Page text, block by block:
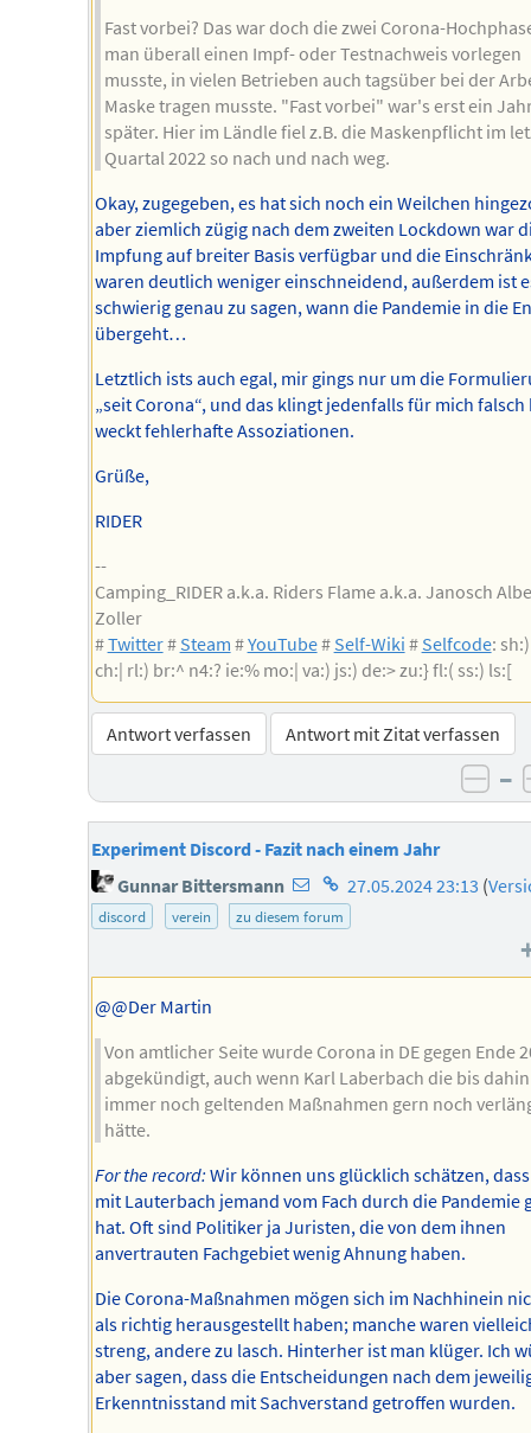
Fast vorbei? Das war doch die zwei Corona-
man überall einen Impf- oder Testnachweis vorlegen
musste, in vielen Betrieben auch tagsüber bei der
Maske tragen musste. "Fast vorbei" war's erst ein
später. Hier im Ländle fiel z.B. die Maskenpflicht im
Quartal 2022 so nach und nach weg.
Okay, zugegeben, es hat sich noch ein Weilchen
aber ziemlich zügig nach dem zweiten Lockdown war
Impfung auf breiter Basis verfügbar und die
waren deutlich weniger einschneidend, außerdem ist
schwierig genau zu sagen, wann die Pandemie in die
übergeht…
Letztlich ists auch egal, mir gings nur um die
„seit Corona“, und das klingt jedenfalls für mich falsch
weckt fehlerhafte Assoziationen.
Grüße,
RIDER
--
Camping_RIDER a.k.a. Riders Flame a.k.a. Janosch
Zoller
#Twitter# Steam #YouTube# Self-Wiki # Selfcode:
ch:| rl:) br:^ n4:? ie:% mo:| va:) js:) de:> zu:} fl:( ss:) ls:[
Antwort verfassen Antwort mit Zitat verfassen
–
Experiment Discord - Fazit nach einem Jahr
Gunnar Bittersmann E-
Mail-
Adresse
Homepage
des
Autors
27.05.2024 23:13 (
discord verein zu diesem forum
@@Der Martin
Von amtlicher Seite wurde Corona in DE gegen Ende
abgekündigt, auch wenn Karl Laberbach die bis dahin
immer noch geltenden Maßnahmen gern noch
hätte.
For the record: Wir können uns glücklich schätzen,
mit Lauterbach jemand vom Fach durch die Pandemie
hat. Oft sind Politiker ja Juristen, die von dem ihnen
anvertrauten Fachgebiet wenig Ahnung haben.
Die Corona-Maßnahmen mögen sich im Nachhinein
als richtig herausgestellt haben; manche waren
streng, andere zu lasch. Hinterher ist man klüger. Ich
aber sagen, dass die Entscheidungen nach dem
Erkenntnisstand mit Sachverstand getroffen wurden.